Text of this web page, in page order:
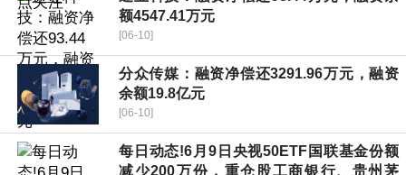
额4547.41万元
[06-10]
分众传媒：融资净偿还3291.96万元，融资
余额19.8亿元
[06-10]
每日动态!6月9日央视50ETF国联基金份额
减少200万份，重仓股工商银行、贵州茅